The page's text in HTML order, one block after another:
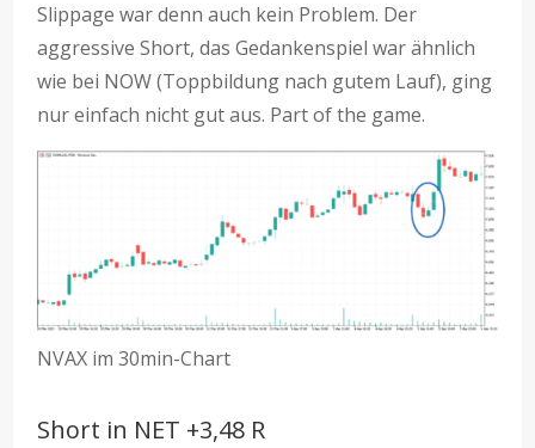
Slippage war denn auch kein Problem. Der
aggressive Short, das Gedankenspiel war ähnlich
wie bei NOW (Toppbildung nach gutem Lauf), ging
nur einfach nicht gut aus. Part of the game.
NVAX im 30min-Chart
Short in NET +3,48 R